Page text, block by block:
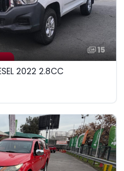
15
2022 2.8CC